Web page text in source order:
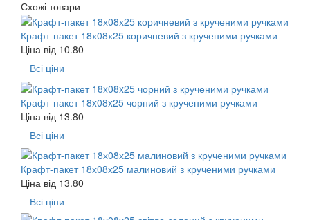
Схожі товари
Крафт-пакет 18х08х25 коричневий з крученими ручками
Ціна від 10.80
Всі ціни
Крафт-пакет 18x08x25 чорний з крученими ручками
Ціна від 13.80
Всі ціни
Крафт-пакет 18х08х25 малиновий з крученими ручками
Ціна від 13.80
Всі ціни